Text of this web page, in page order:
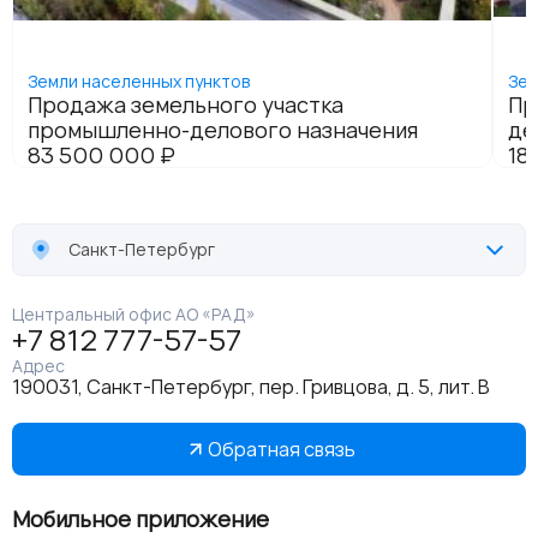
Санкт-Петербург
Центральный офис АО «РАД»
+7 812 777-57-57
Адрес
190031, Санкт-Петербург, пер. Гривцова, д. 5, лит. В
Обратная связь
Мобильное приложение